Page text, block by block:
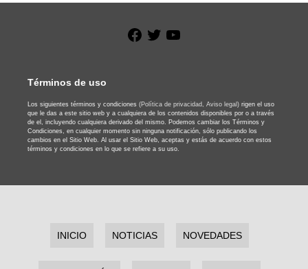
Facebook
Twitter
Términos de uso
Los siguientes términos y condiciones (Política de privacidad, Aviso legal) rigen el uso
que le das a este sitio web y a cualquiera de los contenidos disponibles por o a través
de el, incluyendo cualquiera derivado del mismo. Podemos cambiar los Términos y
Condiciones, en cualquier momento sin ninguna notificación, sólo publicando los
cambios en el Sitio Web. Al usar el Sitio Web, aceptas y estás de acuerdo con estos
términos y condiciones en lo que se refiere a su uso.
INICIO NOTICIAS NOVEDADES